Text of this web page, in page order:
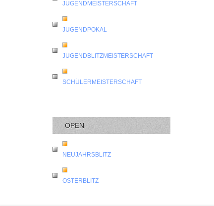
JUGENDMEISTERSCHAFT
JUGENDPOKAL
JUGENDBLITZMEISTERSCHAFT
SCHÜLERMEISTERSCHAFT
OPEN
NEUJAHRSBLITZ
OSTERBLITZ